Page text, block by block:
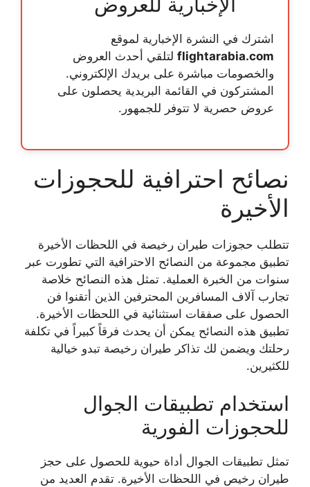
اشترك في النشرة الإخبارية لموقع
flightarabia.com لتلقي أحدث العروض
والخصومات مباشرة على بريدك الإلكتروني.
المشتركون في القائمة البريدية يحصلون على
عروض حصرية لا تتوفر للجمهور.
نصائح احترافية للحجوزات
الأخيرة
تتطلب حجوزات طيران رخيصة في اللحظات الأخيرة
تطبيق مجموعة من النصائح الاحترافية التي تطورت عبر
سنوات من الخبرة العملية. تمثل هذه النصائح خلاصة
تجارب آلاف المسافرين المحترفين الذين أتقنوا فن
الحصول على صفقات استثنائية في اللحظات الأخيرة.
تطبيق هذه النصائح يمكن أن يحدث فرقاً كبيراً في تكلفة
رحلتك ويضمن لك تذاكر طيران رخيصة تبدو خيالية
للكثيرين.
استخدام تطبيقات الجوال
للحجوزات الفورية
تمثل تطبيقات الجوال أداة حيوية للحصول على حجز
طيران رخيص في اللحظات الأخيرة. تقدم العديد من